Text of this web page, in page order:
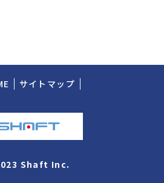
サイトマップ
Shaft Inc.